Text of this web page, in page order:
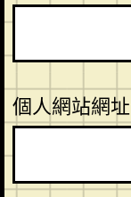
個人網站網址